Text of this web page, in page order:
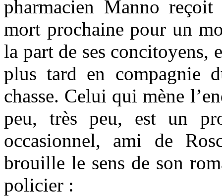
pharmacien Manno
mort prochaine pour un
la part de ses concitoyens,
plus tard en compagnie
chasse. Celui qui mène
peu, très peu, est un
occasionnel, ami de
brouille le sens de son
policier :